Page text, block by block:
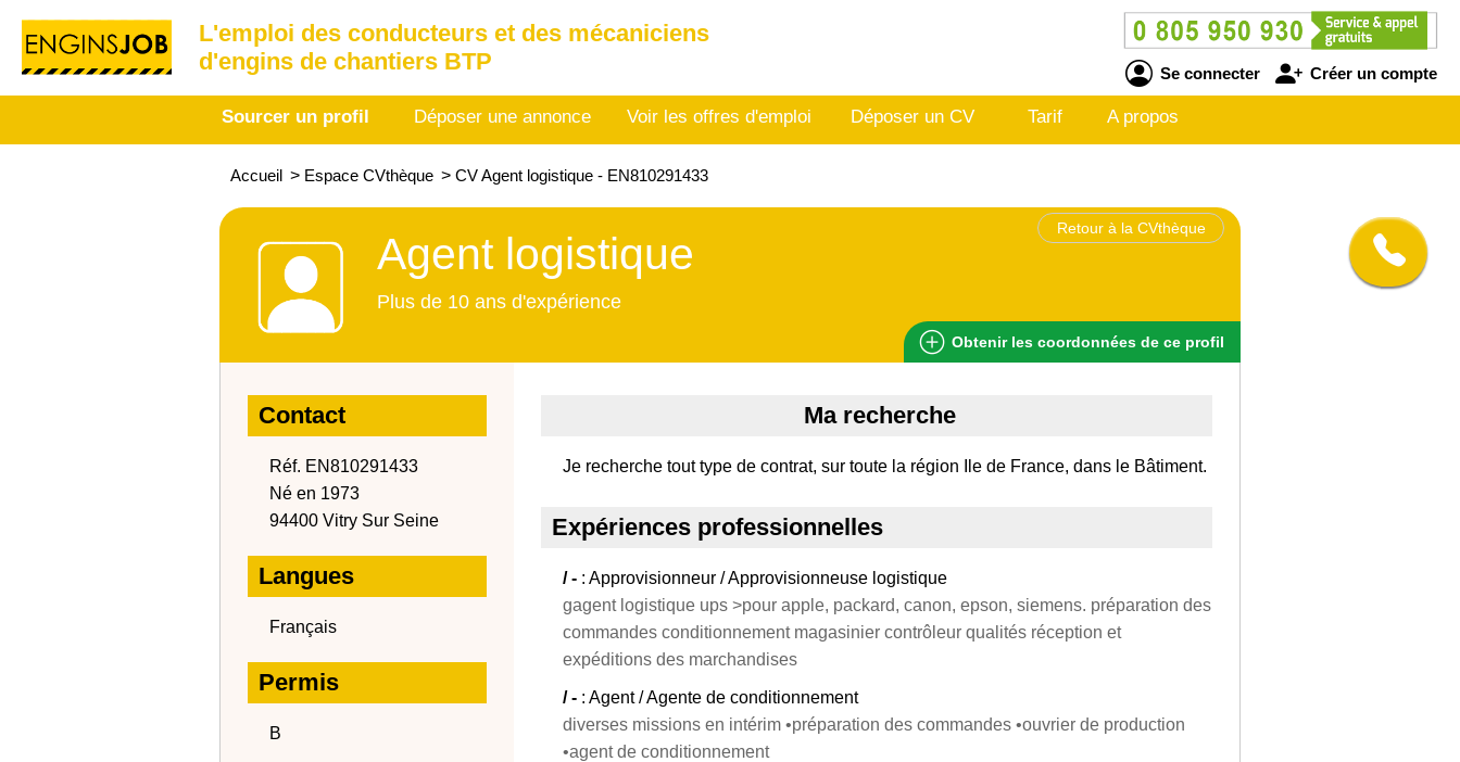
L'emploi des conducteurs et des mécaniciens
d'engins de chantiers BTP
Se connecter Créer un compte
Sourcer un profil Déposer une annonce Voir les offres d'emploi Déposer un CV Tarif A propos
Accueil > Espace CVthèque > CV Agent logistique - EN810291433
Retour à la CVthèque
Agent logistique
Plus de 10 ans d'expérience
Obtenir les coordonnées de ce profil
Contact
Réf. EN810291433
Né en 1973
94400 Vitry Sur Seine
Langues
Français
Permis
B
Ma recherche
Je recherche tout type de contrat, sur toute la région Ile de France, dans le Bâtiment.
Expériences professionnelles
/ - : Approvisionneur / Approvisionneuse logistique
gagent logistique ups >pour apple, packard, canon, epson, siemens. préparation des
commandes conditionnement magasinier contrôleur qualités réception et
expéditions des marchandises
/ - : Agent / Agente de conditionnement
diverses missions en intérim •préparation des commandes •ouvrier de production
•agent de conditionnement